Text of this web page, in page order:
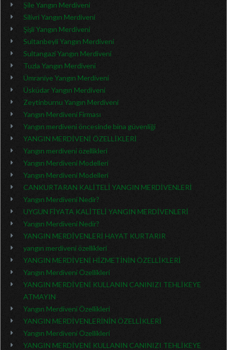
Şile Yangın Merdiveni
Silivri Yangın Merdiveni
Şişli Yangın Merdiveni
Sultanbeyli Yangın Merdiveni
Sultangazi Yangın Merdiveni
Tuzla Yangın Merdiveni
Ümraniye Yangın Merdiveni
Üsküdar Yangın Merdiveni
Zeytinburnu Yangın Merdiveni
Yangın Merdiveni Firması
Yangın merdiveni öncesinde bina güvenliği
YANGIN MERDİVENİ ÖZELLİKLERİ
Yangın merdiveni özellikleri
Yangın Merdiveni Modelleri
Yangın Merdiveni Modelleri
CANKURTARAN KALİTELİ YANGIN MERDİVENLERİ
Yangın Merdiveni Nedir?
UYGUN FİYATA KALİTELİ YANGIN MERDİVENLERİ
Yangın Merdiveni Nedir?
YANGIN MERDİVENLERİ HAYAT KURTARIR
yangın merdiveni özellikleri
YANGIN MERDİVENİ HİZMETİNİN ÖZELLİKLERİ
Yangın Merdiveni Özellikleri
YANGIN MERDİVENİ KULLANIN CANINIZI TEHLİKEYE
ATMAYIN
Yangın Merdiveni Özellikleri
YANGIN MERDİVENLERİNİN ÖZELLİKLERİ
Yangın Merdiveni Özellikleri
YANGIN MERDİVENİ KULLANIN CANINIZI TEHLİKEYE